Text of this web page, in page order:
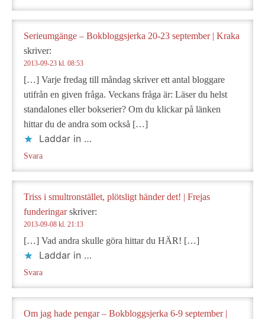
Serieumgänge – Bokbloggsjerka 20-23 september | Kraka
skriver:
2013-09-23 kl. 08:53
[…] Varje fredag till måndag skriver ett antal bloggare
utifrån en given fråga. Veckans fråga är: Läser du helst
standalones eller bokserier? Om du klickar på länken
hittar du de andra som också […]
Laddar in …
Svara
Triss i smultronstället, plötsligt händer det! | Frejas
funderingar skriver:
2013-09-08 kl. 21:13
[…] Vad andra skulle göra hittar du HÄR! […]
Laddar in …
Svara
Om jag hade pengar – Bokbloggsjerka 6-9 september |